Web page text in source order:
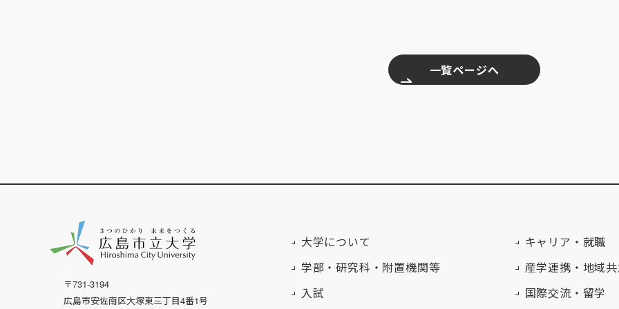
一覧ページへ
〒731-3194
広島市安佐南区大塚東三丁目4番1号
大学について
学部・研究科・附置機関等
入試
キャリア・就職
産学連携・地域
国際交流・留学